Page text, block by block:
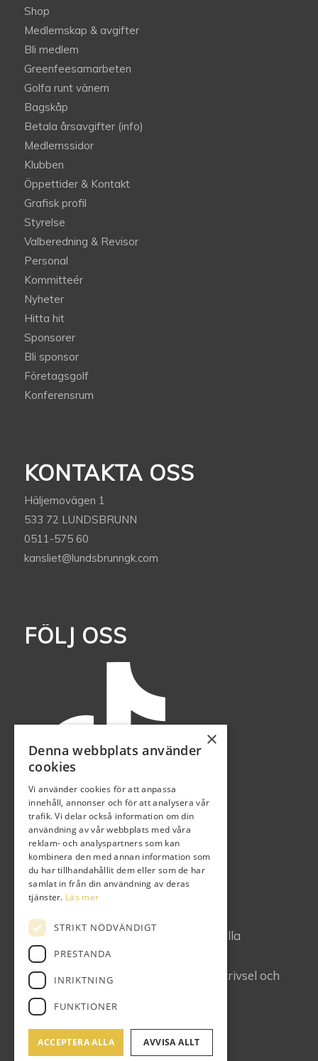
Shop
Medlemskap & avgifter
Bli medlem
Greenfeesamarbeten
Golfa runt vänern
Bagskåp
Betala årsavgifter (info)
Medlemssidor
Klubben
Öppettider & Kontakt
Grafisk profil
Styrelse
Valberedning & Revisor
Personal
Kommitteér
Nyheter
Hitta hit
Sponsorer
Bli sponsor
Företagsgolf
Konferensrum
KONTAKTA OSS
Häljemovägen 1
533 72 LUNDSBRUNN
0511-575 60
kansliet@lundsbrunngk.com
FÖLJ OSS
Vi är klubben där du syns
Vi spelar golf som passar alla
Vi värnar om golfspelarens individuella
utveckling
Klubbandan skall präglas av glädje, trivsel och
gemenskap
×
Denna webbplats använder
cookies
Vi använder cookies för att anpassa
innehåll, annonser och för att analysera vår
trafik. Vi delar också information om din
användning av vår webbplats med våra
reklam- och analyspartners som kan
kombinera den med annan information som
du har tillhandahållit dem eller som de har
samlat in från din användning av deras
tjänster. Läs mer
STRIKT NÖDVÄNDIGT
PRESTANDA
INRIKTNING
FUNKTIONER
ACCEPTERA ALLA AVVISA ALLT